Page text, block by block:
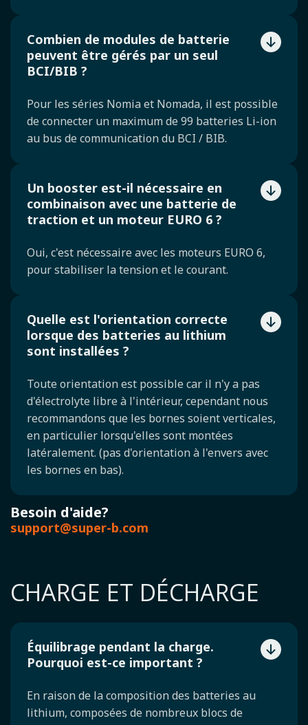
Combien de modules de batterie
peuvent être gérés par un seul
BCI/BIB ?
Pour les séries Nomia et Nomada, il est possible
de connecter un maximum de 99 batteries Li-ion
au bus de communication du BCI / BIB.
Un booster est-il nécessaire en
combinaison avec une batterie de
traction et un moteur EURO 6 ?
Oui, c'est nécessaire avec les moteurs EURO 6,
pour stabiliser la tension et le courant.
Quelle est l'orientation correcte
lorsque des batteries au lithium
sont installées ?
Toute orientation est possible car il n'y a pas
d'électrolyte libre à l'intérieur, cependant nous
recommandons que les bornes soient verticales,
en particulier lorsqu'elles sont montées
latéralement. (pas d'orientation à l'envers avec
les bornes en bas).
Besoin d'aide?
support@super-b.com
CHARGE ET DÉCHARGE
Équilibrage pendant la charge.
Pourquoi est-ce important ?
En raison de la composition des batteries au
lithium, composées de nombreux blocs de